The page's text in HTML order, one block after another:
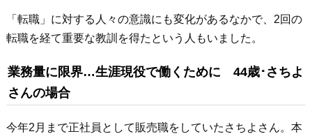
「転職」に対する人々の意識にも変化があるなかで、2回の
転職を経て重要な教訓を得たという人もいました。
業務量に限界…生涯現役で働くために 44歳･さちよ
さんの場合
今年2月まで正社員として販売職をしていたさちよさん。本